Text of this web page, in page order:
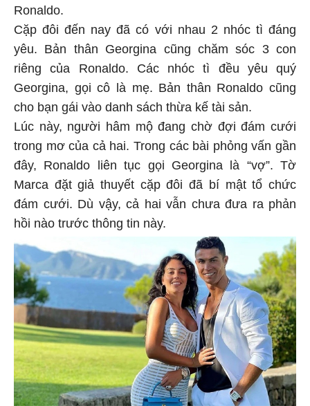
Ronaldo.
Cặp đôi đến nay đã có với nhau 2 nhóc tì đáng
yêu. Bản thân Georgina cũng chăm sóc 3 con
riêng của Ronaldo. Các nhóc tì đều yêu quý
Georgina, gọi cô là mẹ. Bản thân Ronaldo cũng
cho bạn gái vào danh sách thừa kế tài sản.
Lúc này, người hâm mộ đang chờ đợi đám cưới
trong mơ của cả hai. Trong các bài phỏng vấn gần
đây, Ronaldo liên tục gọi Georgina là “vợ”. Tờ
Marca đặt giả thuyết cặp đôi đã bí mật tổ chức
đám cưới. Dù vậy, cả hai vẫn chưa đưa ra phản
hồi nào trước thông tin này.